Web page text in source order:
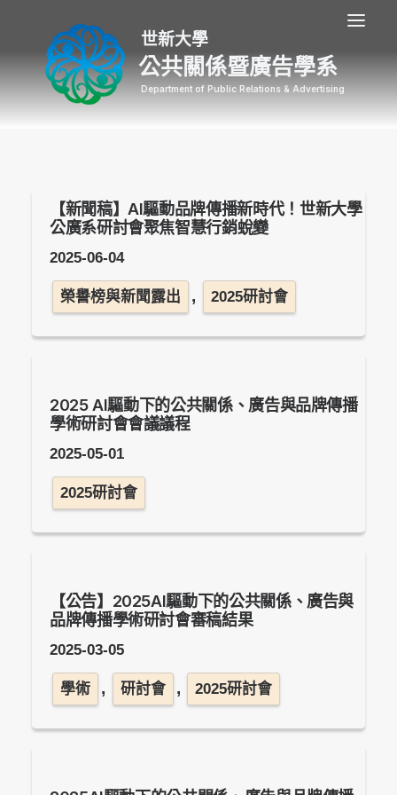
公共關係暨廣告學系
【新聞稿】AI驅動品牌傳播新時代！世新大學
公廣系研討會聚焦智慧行銷蛻變
2025-06-04
榮譽榜與新聞露出 , 2025研討會
2025 AI驅動下的公共關係、廣告與品牌傳播
學術研討會會議議程
2025-05-01
2025研討會
【公告】2025AI驅動下的公共關係、廣告與
品牌傳播學術研討會審稿結果
2025-03-05
學術 , 研討會 , 2025研討會